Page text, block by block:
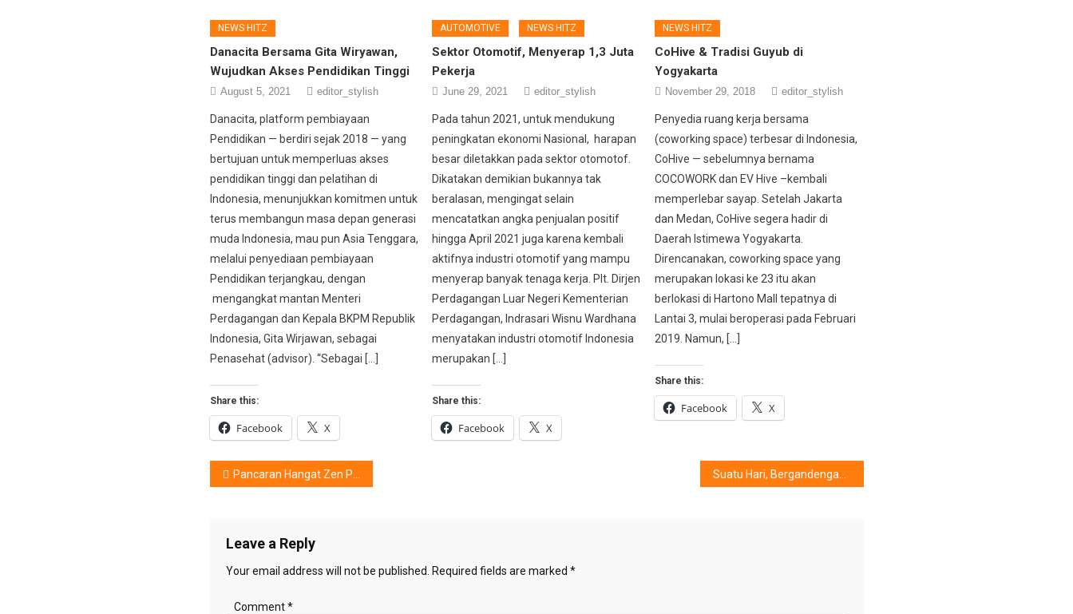
NEWS HITZ
Danacita Bersama Gita Wiryawan,
Wujudkan Akses Pendidikan Tinggi
August 5, 2021 editor_stylish
Danacita, platform pembiayaan
Pendidikan — berdiri sejak 2018 — yang
bertujuan untuk memperluas akses
pendidikan tinggi dan pelatihan di
Indonesia, menunjukkan komitmen untuk
terus membangun masa depan generasi
muda Indonesia, mau pun Asia Tenggara,
melalui penyediaan pembiayaan
Pendidikan terjangkau, dengan
mengangkat mantan Menteri
Perdagangan dan Kepala BKPM Republik
Indonesia, Gita Wirjawan, sebagai
Penasehat (advisor). “Sebagai […]
Share this:
Facebook X
AUTOMOTIVE NEWS HITZ
Sektor Otomotif, Menyerap 1,3 Juta
Pekerja
June 29, 2021 editor_stylish
Pada tahun 2021, untuk mendukung
peningkatan ekonomi Nasional, harapan
besar diletakkan pada sektor otomotof.
Dikatakan demikian bukannya tak
beralasan, mengingat selain
mencatatkan angka penjualan positif
hingga April 2021 juga karena kembali
aktifnya industri otomotif yang mampu
menyerap banyak tenaga kerja. Plt. Dirjen
Perdagangan Luar Negeri Kementerian
Perdagangan, Indrasari Wisnu Wardhana
menyatakan industri otomotif Indonesia
merupakan […]
Share this:
Facebook X
NEWS HITZ
CoHive & Tradisi Guyub di
Yogyakarta
November 29, 2018 editor_stylish
Penyedia ruang kerja bersama
(coworking space) terbesar di Indonesia,
CoHive — sebelumnya bernama
COCOWORK dan EV Hive –kembali
memperlebar sayap. Setelah Jakarta
dan Medan, CoHive segera hadir di
Daerah Istimewa Yogyakarta.
Direncanakan, coworking space yang
merupakan lokasi ke 23 itu akan
berlokasi di Hartono Mall tepatnya di
Lantai 3, mulai beroperasi pada Februari
2019. Namun, […]
Share this:
Facebook X
Post
Pancaran Hangat Zen Porcelain Tableware
Leave a Reply
Your email address will not be published. Required fields are marked *
Comment*